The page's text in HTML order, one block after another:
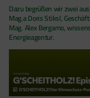
Dazu begrüßen wir zwei
Mag.a Doris Stiksl,
Mag. Alex Bergamo,
Energieagentur.